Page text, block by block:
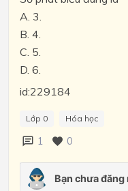
A. 3.
B. 4.
C. 5.
D. 6.
id:229184
Lớp 0 Hóa học
1 0